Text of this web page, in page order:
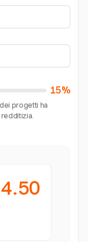
15%
progetti ha